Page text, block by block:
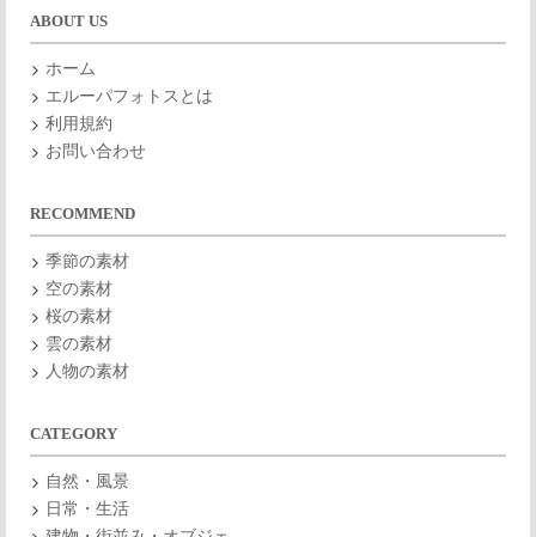
ABOUT US
ホーム
エルーパフォトスとは
利用規約
お問い合わせ
RECOMMEND
季節の素材
空の素材
桜の素材
雲の素材
人物の素材
CATEGORY
自然・風景
日常・生活